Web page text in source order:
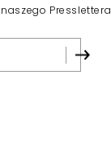
Presslettera